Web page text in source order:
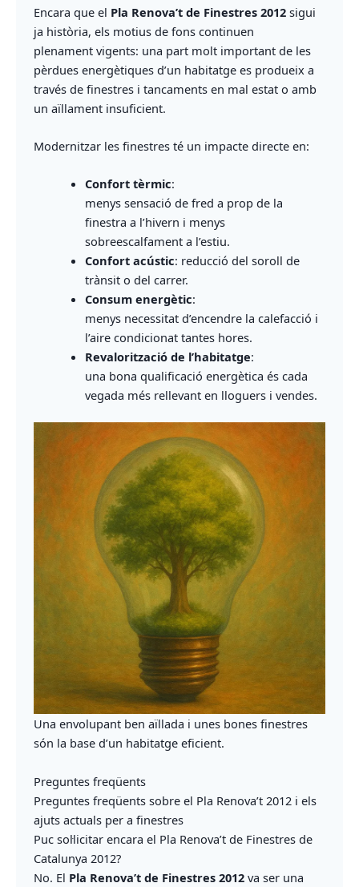
Encara que el Pla Renova’t de Finestres 2012sigui
ja història, els motius de fons continuen
plenament vigents: una part molt important de les
pèrdues energètiques d’un habitatge es produeix a
través de finestres i tancaments en mal estat o amb
un aïllament insuficient.
Modernitzar les finestres té un impacte directe en:
Confort tèrmic:
menys sensació de fred a prop de la
finestra a l’hivern i menys
sobreescalfament a l’estiu.
Confort acústic: reducció del soroll de
trànsit o del carrer.
Consum energètic:
menys necessitat d’encendre la calefacció i
l’aire condicionat tantes hores.
Revalorització de l’habitatge:
una bona qualificació energètica és cada
vegada més rellevant en lloguers i vendes.
Una envolupant ben aïllada i unes bones finestres
són la base d’un habitatge eficient.
Preguntes freqüents
Preguntes freqüents sobre el Pla Renova’t 2012 i els
ajuts actuals per a finestres
Puc sol·licitar encara el Pla Renova’t de Finestres de
Catalunya 2012?
No. El Pla Renova’t de Finestres 2012va ser una